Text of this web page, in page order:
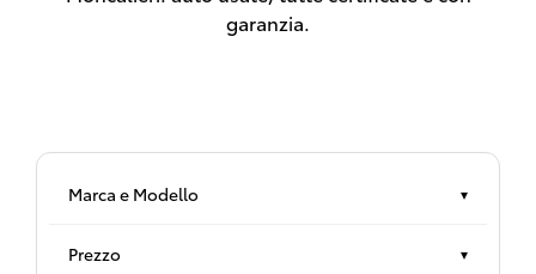
garanzia.
Marca e Modello ▾
Prezzo ▾